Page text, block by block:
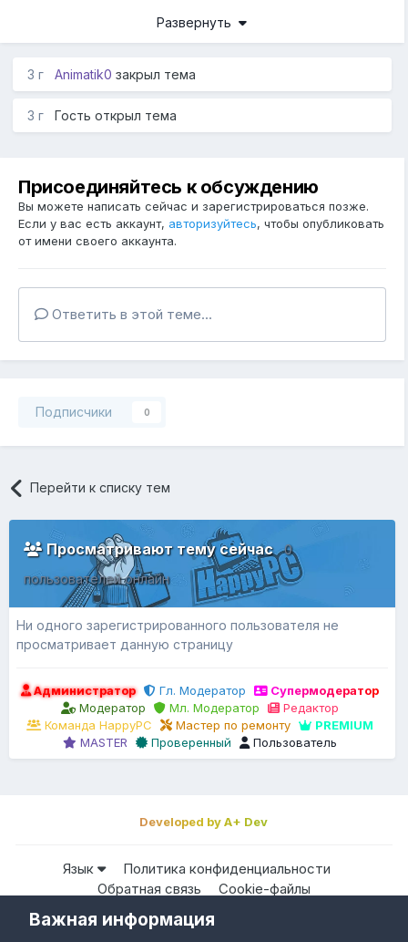
Развернуть
3 г Animatik0 закрыл тема
3 г Гость открыл тема
Присоединяйтесь к обсуждению
Вы можете написать сейчас и зарегистрироваться позже.
Если у вас есть аккаунт, авторизуйтесь, чтобы опубликовать
от имени своего аккаунта.
Ответить в этой теме...
Подписчики 0
Перейти к списку тем
Просматривают тему сейчас0
пользователей онлайн
Ни одного зарегистрированного пользователя не
просматривает данную страницу
Администратор Гл. Модератор
Супермодератор
Модератор
Мл. Модератор
Редактор
Команда HappyPC
Мастер по ремонту
PREMIUM
MASTER
Проверенный Пользователь
Developed by A+ Dev
Язык
Политика конфиденциальности
Обратная связь
Cookie-файлы
Важная информация